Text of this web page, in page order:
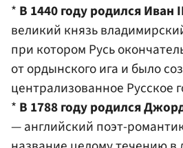
* В 1440 году родился Иван
великий князь
при котором Русь
от ордынского ига и было
централизованное Русское
* В 1788 году родился
— английский поэт-